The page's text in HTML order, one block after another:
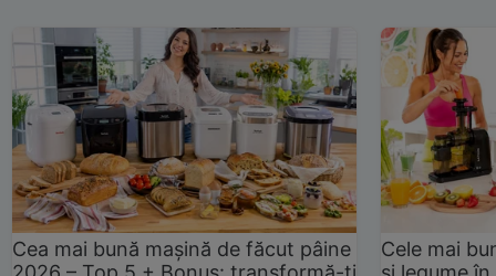
Cea mai bună mașină de făcut pâine
Cele mai